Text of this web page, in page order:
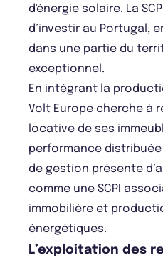
d'énergie solaire. La
d’investir au Portugal,
dans une partie du
exceptionnel.
En intégrant la
Volt Europe cherche à
locative de ses
performance
de gestion présente
comme une SCPI
immobilière et
énergétiques.
L’exploitation des